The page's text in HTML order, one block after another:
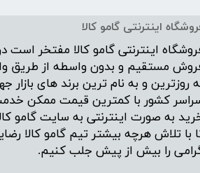
اینترنتی گامو کالا
اینترنتی گامو کالا مفتخر است
مستقیم و بدون واسطه از طریق
روزترین و به نام ترین برند های بازار
کشور با کمترین قیمت ممکن
به صورت اینترنتی به سایت گامو
با تلاش هرچه بیشتر تیم گامو کالا
را بیش از پیش جلب کنیم.